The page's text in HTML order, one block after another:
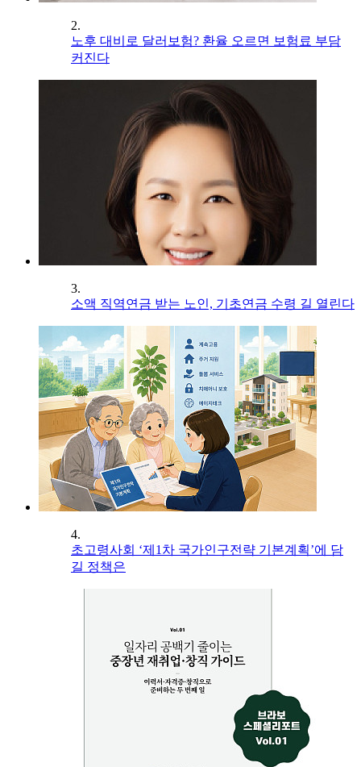
2.
노후 대비로 달러보험? 환율 오르면 보험료 부담
커진다
3.
소액 직역연금 받는 노인, 기초연금 수령 길 열린다
4.
초고령사회 ‘제1차 국가인구전략 기본계획’에 담
길 정책은